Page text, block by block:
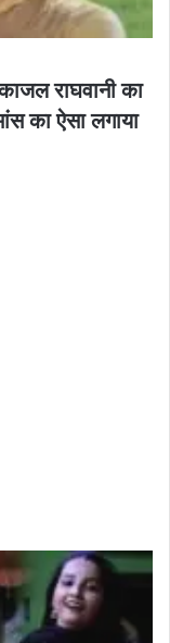
राघवानी का
का ऐसा लगाया